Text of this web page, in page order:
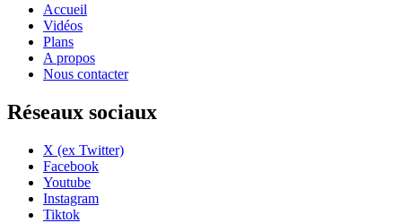
Accueil
Vidéos
Plans
A propos
Nous contacter
Réseaux sociaux
X (ex Twitter)
Facebook
Youtube
Instagram
Tiktok